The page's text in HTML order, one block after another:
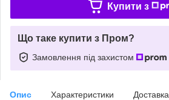
Купити з
Що таке купити з Пром?
Замовлення під захистом
Опис Характеристики Доставка